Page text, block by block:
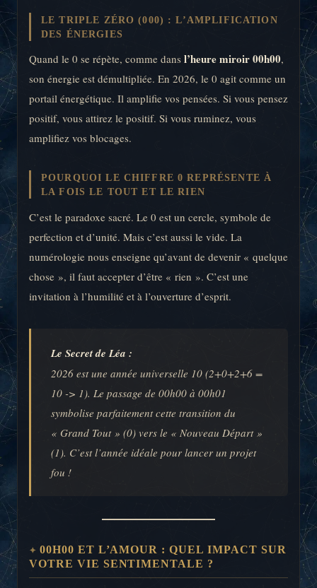
LE TRIPLE ZÉRO (000) : L’AMPLIFICATION
DES ÉNERGIES
Quand le 0 se répète, comme dans l’heure miroir 00h00,
son énergie est démultipliée. En 2026, le 0 agit comme un
portail énergétique. Il amplifie vos pensées. Si vous pensez
positif, vous attirez le positif. Si vous ruminez, vous
amplifiez vos blocages.
POURQUOI LE CHIFFRE 0 REPRÉSENTE À
LA FOIS LE TOUT ET LE RIEN
C’est le paradoxe sacré. Le 0 est un cercle, symbole de
perfection et d’unité. Mais c’est aussi le vide. La
numérologie nous enseigne qu’avant de devenir « quelque
chose », il faut accepter d’être « rien ». C’est une
invitation à l’humilité et à l’ouverture d’esprit.
Le Secret de Léa :
2026 est une année universelle 10 (2+0+2+6 =
10 -> 1). Le passage de 00h00 à 00h01
symbolise parfaitement cette transition du
« Grand Tout » (0) vers le « Nouveau Départ »
(1). C’est l’année idéale pour lancer un projet
fou !
00H00 ET L’AMOUR : QUEL IMPACT SUR
VOTRE VIE SENTIMENTALE ?